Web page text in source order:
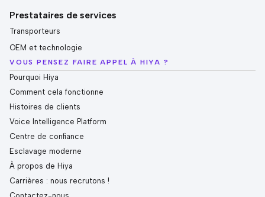
Prestataires de services
Transporteurs
OEM et technologie
VOUS PENSEZ FAIRE APPEL À HIYA ?
Pourquoi Hiya
Comment cela fonctionne
Histoires de clients
Voice Intelligence Platform
Centre de confiance
Esclavage moderne
À propos de Hiya
Carrières : nous recrutons !